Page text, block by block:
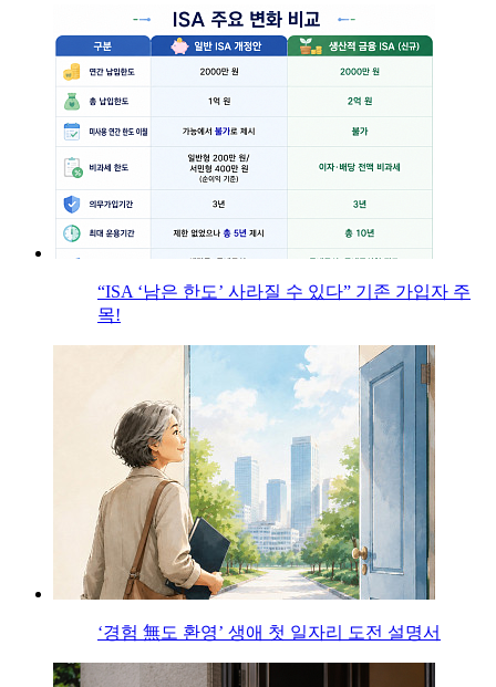
“ISA ‘남은 한도’ 사라질 수 있다” 기존 가입자 주
목!
‘경험 無도 환영’ 생애 첫 일자리 도전 설명서